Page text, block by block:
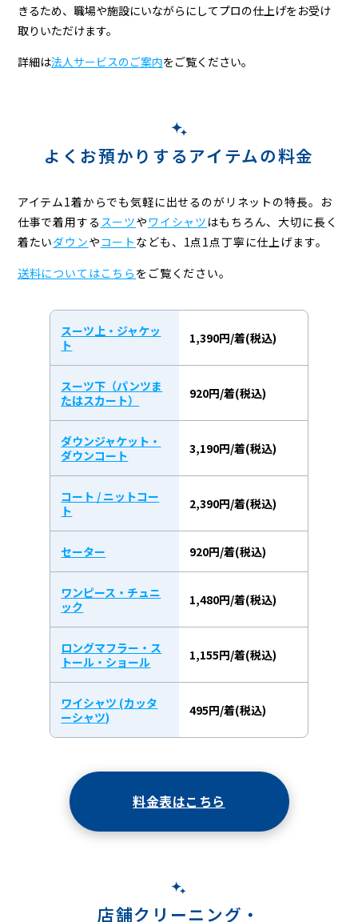
きるため、職場や施設にいながらにしてプロの仕上げをお受け
取りいただけます。
詳細は法人サービスのご案内をご覧ください。
よくお預かりするアイテムの料金
アイテム1着からでも気軽に出せるのがリネットの特長。お
仕事で着用する スーツやワイシャツ はもちろん、大切に長く
着たいダウンやコート なども、 1点1点丁寧に仕上げます。
送料についてはこちら をご覧ください。
スーツ上・ジャケッ
ト
1,390円/着(税込)
スーツ下（パンツま
たはスカート）
920円/着(税込)
ダウンジャケット・
ダウンコート
3,190円/着(税込)
コート / ニットコー
ト
2,390円/着(税込)
セーター 920円/着(税込)
ワンピース・チュニ
ック
1,480円/着(税込)
ロングマフラー・ス
トール・ショール
1,155円/着(税込)
ワイシャツ (カッタ
ーシャツ)
495円/着(税込)
料金表はこちら
店舗クリーニング・